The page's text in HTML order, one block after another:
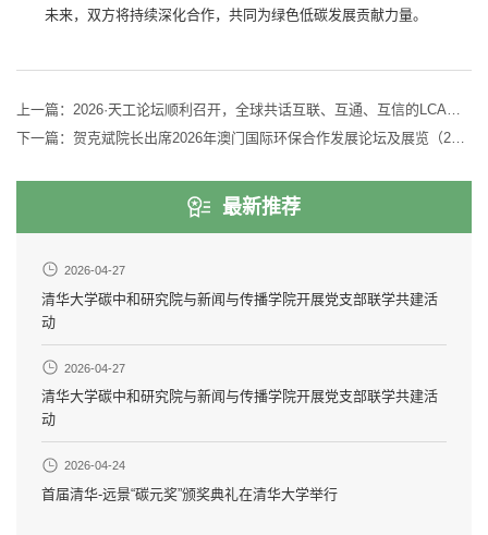
未来，双方将持续深化合作，共同为绿色低碳发展贡献力量。
上一篇： 2026·天工论坛顺利召开，全球共话互联、互通、互信的LCA与碳足迹体系建设
下一篇： 贺克斌院长出席2026年澳门国际环保合作发展论坛及展览（2026MIECF）并作主题演讲
最新推荐
2026-04-27
清华大学碳中和研究院与新闻与传播学院开展党支部联学共建活
动
2026-04-27
清华大学碳中和研究院与新闻与传播学院开展党支部联学共建活
动
2026-04-24
首届清华-远景“碳元奖”颁奖典礼在清华大学举行